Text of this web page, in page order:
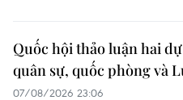
Quốc hội thảo luận hai
quân sự, quốc phòng và
07/08/2026 23:06